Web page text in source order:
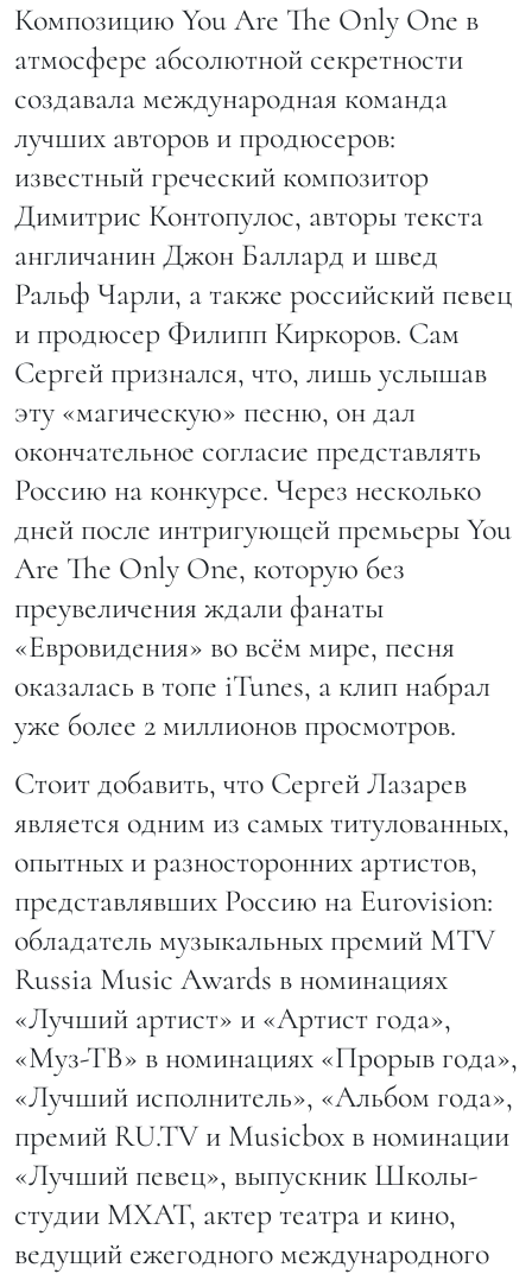
Композицию You Are The Only One в
атмосфере абсолютной секретности
создавала международная команда
лучших авторов и продюсеров:
известный греческий композитор
Димитрис Контопулос, авторы текста
англичанин Джон Баллард и швед
Ральф Чарли, а также российский певец
и продюсер Филипп Киркоров. Сам
Сергей признался, что, лишь услышав
эту «магическую» песню, он дал
окончательное согласие представлять
Россию на конкурсе. Через несколько
дней после интригующей премьеры You
Are The Only One, которую без
преувеличения ждали фанаты
«Евровидения» во всём мире, песня
оказалась в топе iTunes, а клип набрал
уже более 2 миллионов просмотров.
Стоит добавить, что Сергей Лазарев
является одним из самых титулованных,
опытных и разносторонних артистов,
представлявших Россию на Eurovision:
обладатель музыкальных премий MTV
Russia Music Awards в номинациях
«Лучший артист» и «Артист года»,
«Муз-ТВ» в номинациях «Прорыв года»,
«Лучший исполнитель», «Альбом года»,
премий RU.TV и Musicbox в номинации
«Лучший певец», выпускник Школы-
студии МХАТ, актер театра и кино,
ведущий ежегодного международного